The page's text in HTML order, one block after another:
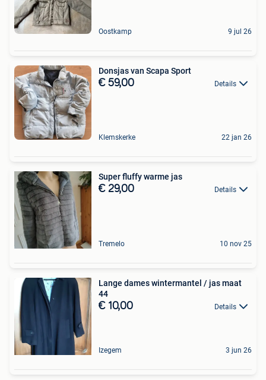
Oostkamp 9 jul 26
Donsjas van Scapa Sport
€ 59,00 Details
Klemskerke 22 jan 26
Super fluffy warme jas
€ 29,00 Details
Tremelo 10 nov 25
Lange dames wintermantel / jas maat
44
€ 10,00 Details
Izegem 3 jun 26